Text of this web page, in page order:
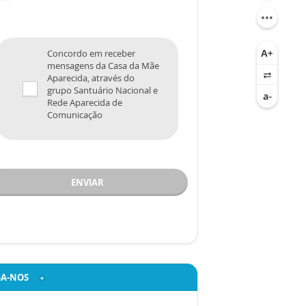
Concordo em receber
mensagens da Casa da Mãe
Aparecida, através do
grupo Santuário Nacional e
Rede Aparecida de
Comunicação
ENVIAR
NOS